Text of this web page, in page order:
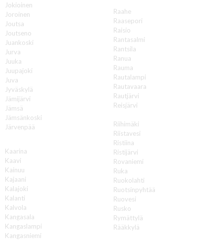
Jokioinen
Joroinen
Joutsa
Joutseno
Juankoski
Jurva
Juuka
Juupajoki
Juva
Jyväskylä
Jämijärvi
Jämsä
Jämsänkoski
Järvenpää
Kaarina
Kaavi
Kainuu
Kajaani
Kalajoki
Kalanti
Kalvola
Kangasala
Kangaslampi
Kangasniemi
Raahe
Raasepori
Raisio
Rantasalmi
Rantsila
Ranua
Rauma
Rautalampi
Rautavaara
Rautjärvi
Reisjärvi
Riihimäki
Riistavesi
Ristiina
Ristijärvi
Rovaniemi
Ruka
Ruokolahti
Ruotsinpyhtää
Ruovesi
Rusko
Rymättylä
Rääkkylä